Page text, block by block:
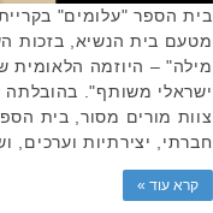
בית הספר "עלומים"
מטעם בית הנשיא, בזכות
מילה" – היוזמה הלאומית
ישראלי משותף".
צוות מורים מסור, בית
חברתי, יצירתיות וערכים,
קרא עוד »